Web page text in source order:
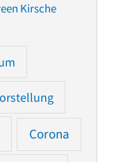
Kirsche
Corona